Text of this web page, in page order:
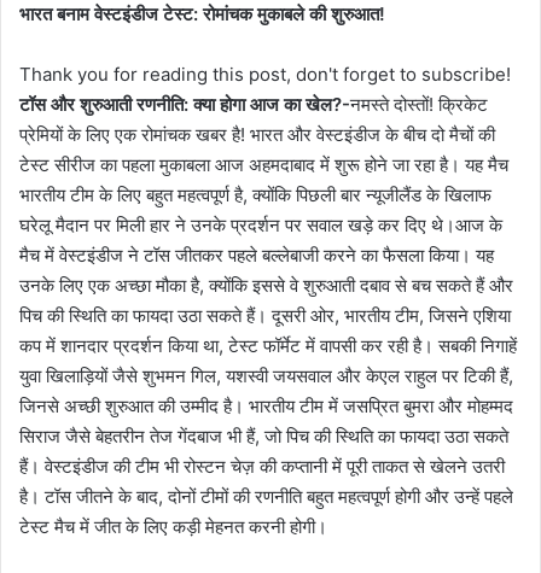
भारत बनाम वेस्टइंडीज टेस्ट: रोमांचक मुकाबले की शुरुआत!
Thank you for reading this post, don't forget to subscribe!
टॉस और शुरुआती रणनीति: क्या होगा आज का खेल?-नमस्ते दोस्तों! क्रिकेट
प्रेमियों के लिए एक रोमांचक खबर है! भारत और वेस्टइंडीज के बीच दो मैचों की
टेस्ट सीरीज का पहला मुकाबला आज अहमदाबाद में शुरू होने जा रहा है। यह मैच
भारतीय टीम के लिए बहुत महत्वपूर्ण है, क्योंकि पिछली बार न्यूजीलैंड के खिलाफ
घरेलू मैदान पर मिली हार ने उनके प्रदर्शन पर सवाल खड़े कर दिए थे।आज के
मैच में वेस्टइंडीज ने टॉस जीतकर पहले बल्लेबाजी करने का फैसला किया। यह
उनके लिए एक अच्छा मौका है, क्योंकि इससे वे शुरुआती दबाव से बच सकते हैं और
पिच की स्थिति का फायदा उठा सकते हैं। दूसरी ओर, भारतीय टीम, जिसने एशिया
कप में शानदार प्रदर्शन किया था, टेस्ट फॉर्मेट में वापसी कर रही है। सबकी निगाहें
युवा खिलाड़ियों जैसे शुभमन गिल, यशस्वी जयसवाल और केएल राहुल पर टिकी हैं,
जिनसे अच्छी शुरुआत की उम्मीद है। भारतीय टीम में जसप्रित बुमरा और मोहम्मद
सिराज जैसे बेहतरीन तेज गेंदबाज भी हैं, जो पिच की स्थिति का फायदा उठा सकते
हैं। वेस्टइंडीज की टीम भी रोस्टन चेज़ की कप्तानी में पूरी ताकत से खेलने उतरी
है। टॉस जीतने के बाद, दोनों टीमों की रणनीति बहुत महत्वपूर्ण होगी और उन्हें पहले
टेस्ट मैच में जीत के लिए कड़ी मेहनत करनी होगी।